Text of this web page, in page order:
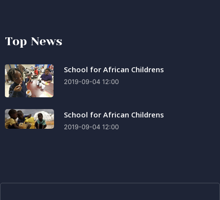
Top News
School for African Childrens
2019-09-04 12:00
School for African Childrens
2019-09-04 12:00